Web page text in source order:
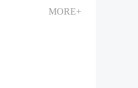
MORE+